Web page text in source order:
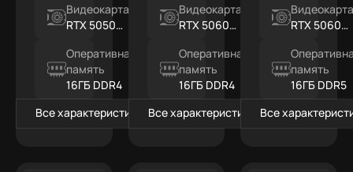
Видеокарта
RTX 5050
Оперативная
память
16ГБ DDR4
Все характеристики
Видеокарта
RTX 5060
Оперативная
память
16ГБ DDR4
Все характеристики
RTX 5060
память
16ГБ DDR5
Все